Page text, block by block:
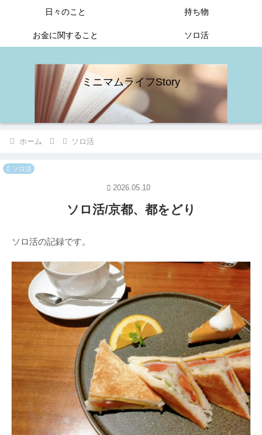
ミニマムライフStory
日々のこと 持ち物
お金に関すること ソロ活
ホーム ソロ活
ソロ活
ソロ活/京都、都をどり
2026.05.10
ソロ活の記録です。